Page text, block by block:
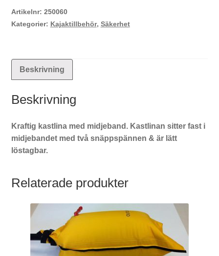
Artikelnr: 250060
Kategorier: Kajaktillbehör, Säkerhet
Beskrivning
Beskrivning
Kraftig kastlina med midjeband. Kastlinan sitter fast i
midjebandet med två snäppspännen & är lätt
löstagbar.
Relaterade produkter